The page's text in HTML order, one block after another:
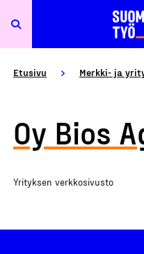
Etusivu Merkki- ja
Oy Bios
Yrityksen verkkosivusto